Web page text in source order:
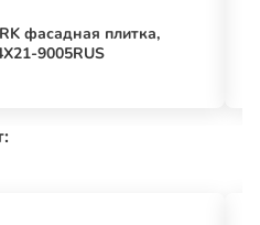
фасадная плитка,
9005RUS